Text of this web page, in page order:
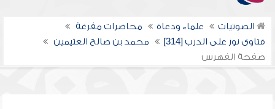
الصوتيات علماء ودعاة
محاضرات مفرغة
فتاوى نور على الدرب [314]
محمد بن صالح العثيمين
صفحة الفهرس